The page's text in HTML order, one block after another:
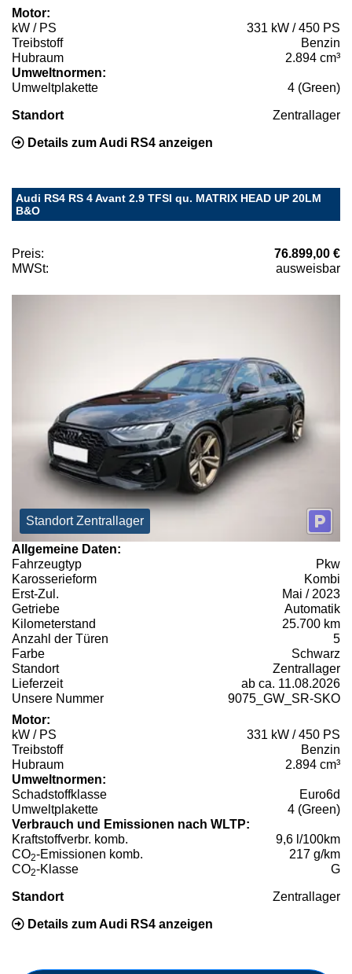
Motor:
kW / PS
331 kW / 450 PS
Treibstoff
Benzin
Hubraum
2.894 cm³
Umweltnormen:
Umweltplakette
4 (Green)
Standort Zentrallager
Details zum Audi RS4 anzeigen
Audi RS4 RS 4 Avant 2.9 TFSI qu. MATRIX HEAD UP 20LM
B&O
Preis:
76.899,00 €
MWSt:
ausweisbar
Standort Zentrallager
Allgemeine Daten:
Fahrzeugtyp
Pkw
Karosserieform
Kombi
Erst-Zul.
Mai / 2023
Getriebe
Automatik
Kilometerstand
25.700 km
Anzahl der Türen
5
Farbe
Schwarz
Standort
Zentrallager
Lieferzeit
ab ca. 11.08.2026
Unsere Nummer
9075_GW_SR-SKO
Motor:
kW / PS
331 kW / 450 PS
Treibstoff
Benzin
Hubraum
2.894 cm³
Umweltnormen:
Schadstoffklasse
Euro6d
Umweltplakette
4 (Green)
Verbrauch und Emissionen nach WLTP:
Kraftstoffverbr. komb.
9,6 l/100km
CO2-Emissionen komb.
217 g/km
CO2-Klasse G
Standort Zentrallager
Details zum Audi RS4 anzeigen